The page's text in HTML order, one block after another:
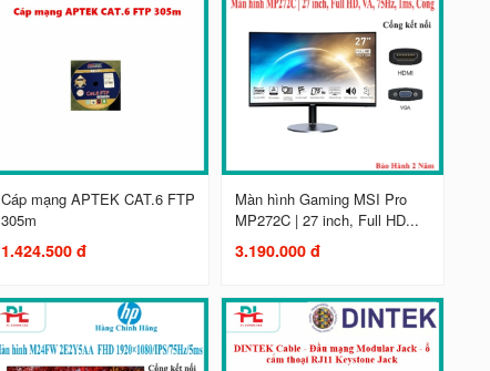
Cáp mạng APTEK CAT.6 FTP
305m
1.424.500 đ
Màn hình Gaming MSI Pro
MP272C | 27 inch, Full HD...
3.190.000 đ